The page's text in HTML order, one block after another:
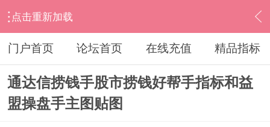
点击重新加载
› 其他股票软件 › 益盟操盘手 › 内容
门户首页 论坛首页 在线充值 精品指标
通达信捞钱手股市捞钱好帮手指标和益
盟操盘手主图贴图